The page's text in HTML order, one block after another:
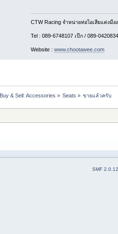
CTW Racing จำหน่ายท่อไอเสียแต่งมื
Tel : 089-6748107 เป๊ก / 089-
Website : www.chootawee.com
Buy & Sell: Accessories » Seats » ขายแล้วครับ
SMF 2.0.12